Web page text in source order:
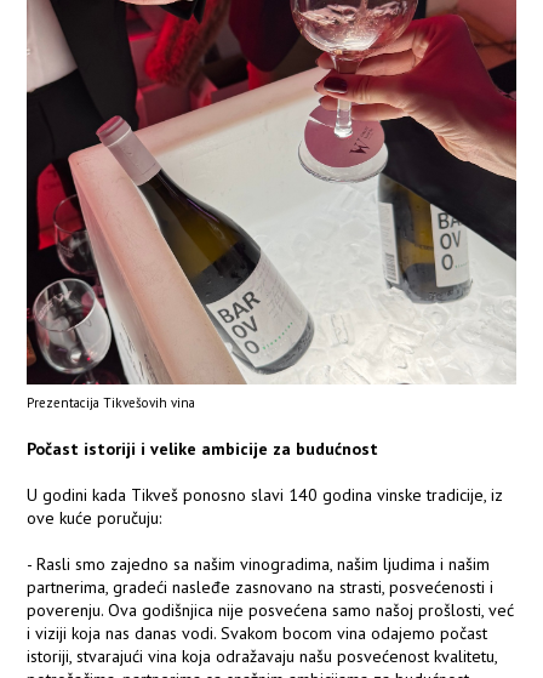
Prezentacija Tikvešovih vina
Počast istoriji i velike ambicije za budućnost
U godini kada Tikveš ponosno slavi 140 godina vinske tradicije, iz
ove kuće poručuju:
- Rasli smo zajedno sa našim vinogradima, našim ljudima i našim
partnerima, gradeći nasleđe zasnovano na strasti, posvećenosti i
poverenju. Ova godišnjica nije posvećena samo našoj prošlosti, već
i viziji koja nas danas vodi. Svakom bocom vina odajemo počast
istoriji, stvarajući vina koja odražavaju našu posvećenost kvalitetu,